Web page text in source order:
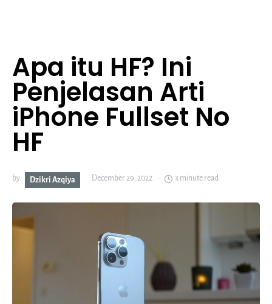
Apa itu HF? Ini
Penjelasan Arti
iPhone Fullset No
HF
by Dzikri Azqiya December 29, 2022 3 minute read